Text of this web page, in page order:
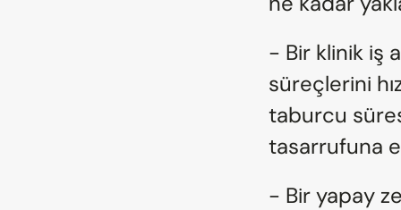
- Bir klinik iş
süreçlerini
taburcu
tasarrufuna
- Bir yapay